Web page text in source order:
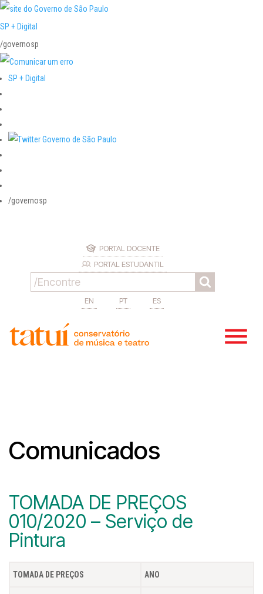
SP + Digital
/governosp
SP + Digital
/governosp
PORTAL DOCENTE
PORTAL ESTUDANTIL
EN PT ES
Comunicados
TOMADA DE PREÇOS
010/2020 – Serviço de
Pintura
TOMADA DE PREÇOS ANO